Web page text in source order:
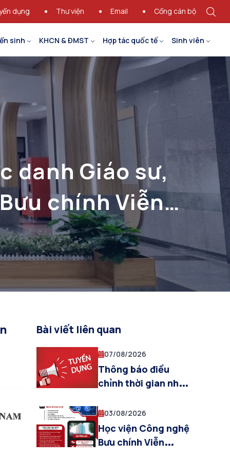
dụng Thư viện Email Cổng cán bộ
sinh KHCN & ĐMST Hợp tác quốc tế Sinh viên
danh Giáo sư,
chính Viễn
Bài viết liên quan
07/08/2026
Thông báo điều
chỉnh thời gian nhận
chức đợt 1 năm
2026 của Học viện
Công nghệ Bưu
03/08/2026
Học viện Công nghệ
Bưu chính Viễn